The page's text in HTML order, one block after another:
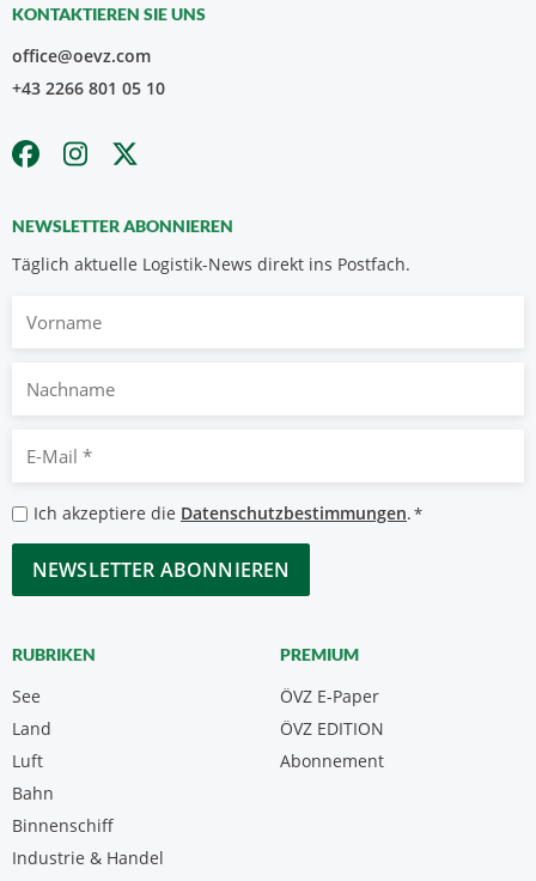
KONTAKTIEREN SIE UNS
office@oevz.com
+43 2266 801 05 10
NEWSLETTER ABONNIEREN
Täglich aktuelle Logistik-News direkt ins Postfach.
Nachname
Mail
*
Datenschutzbestimmungen
*
Ich akzeptiere die Datenschutzbestimmungen.*
CAPTCHA
RUBRIKEN
See
Land
Luft
Bahn
Binnenschiff
Industrie & Handel
PREMIUM
ÖVZ E-Paper
Abonnement
ÖVZ EDITION